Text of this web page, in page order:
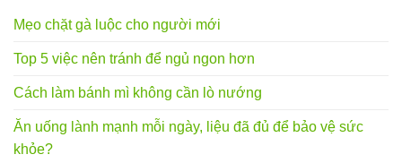
Mẹo chặt gà luộc cho người mới
Top 5 việc nên tránh để ngủ ngon hơn
Cách làm bánh mì không cần lò nướng
Ăn uống lành mạnh mỗi ngày, liệu đã đủ để bảo vệ sức
khỏe?